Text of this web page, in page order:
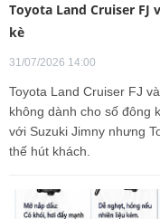
Toyota Land Cruiser FJ
kè
31/07/2026 14:00
Toyota Land Cruiser FJ
không dành cho số đông
với Suzuki Jimny nhưng
thế hút khách.